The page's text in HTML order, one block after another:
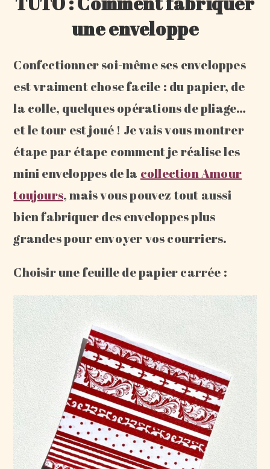
une enveloppe
Confectionner soi-même ses enveloppes
est vraiment chose facile : du papier, de
la colle, quelques opérations de pliage…
et le tour est joué ! Je vais vous montrer
étape par étape comment je réalise les
mini enveloppes de la collection Amour
toujours, mais vous pouvez tout aussi
bien fabriquer des enveloppes plus
grandes pour envoyer vos courriers.
Choisir une feuille de papier carrée :